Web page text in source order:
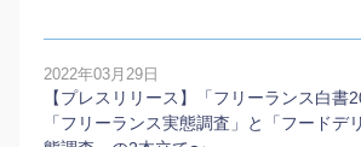
2022年03月29日
【プレスリリース】「フリーランス白書
「フリーランス実態調査」と「フードデ